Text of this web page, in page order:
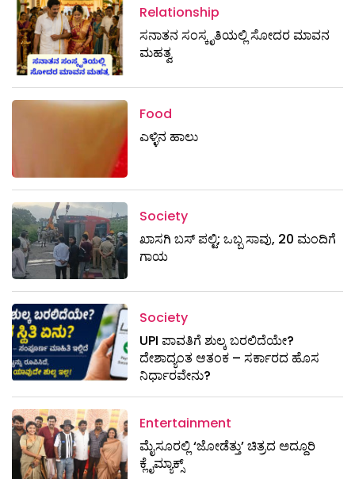
Relationship
ಸನಾತನ ಸಂಸ್ಕೃತಿಯಲ್ಲಿ ಸೋದರ ಮಾವನ
ಮಹತ್ವ
Food
ಎಳ್ಳಿನ ಹಾಲು
Society
ಖಾಸಗಿ ಬಸ್ ಪಲ್ಟಿ; ಒಬ್ಬ ಸಾವು, 20 ಮಂದಿಗೆ
ಗಾಯ
Society
UPI ಪಾವತಿಗೆ ಶುಲ್ಕ ಬರಲಿದೆಯೇ?
ದೇಶಾದ್ಯಂತ ಆತಂಕ – ಸರ್ಕಾರದ ಹೊಸ
ನಿರ್ಧಾರವೇನು?
Entertainment
ಮೈಸೂರಲ್ಲಿ ‘ಜೋಡೆತ್ತು’ ಚಿತ್ರದ ಅದ್ದೂರಿ
ಕ್ಲೈಮ್ಯಾಕ್ಸ್